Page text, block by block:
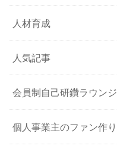
人材育成
人気記事
会員制自己研鑽ラウンジ
個人事業主のファン作り